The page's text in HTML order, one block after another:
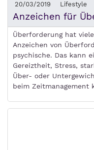
20/03/2019 Lifestyle
Anzeichen für
Überforderung hat
Anzeichen von
psychische. Das kann
Gereiztheit, Stress,
Über- oder
beim Zeitmanagement